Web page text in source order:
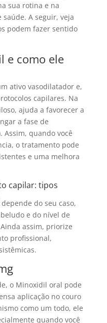
sua rotina e na
A seguir, veja
podem fazer sentido
e como ele
ativo vasodilatador e,
capilares. Na
ajuda a favorecer a
a fase de
Assim, quando você
o tratamento pode
e uma melhora
capilar: tipos
do seu caso,
e do nível de
assim, priorize
profissional,
o Minoxidil oral pode
aplicação no couro
como um todo, ele
quando você